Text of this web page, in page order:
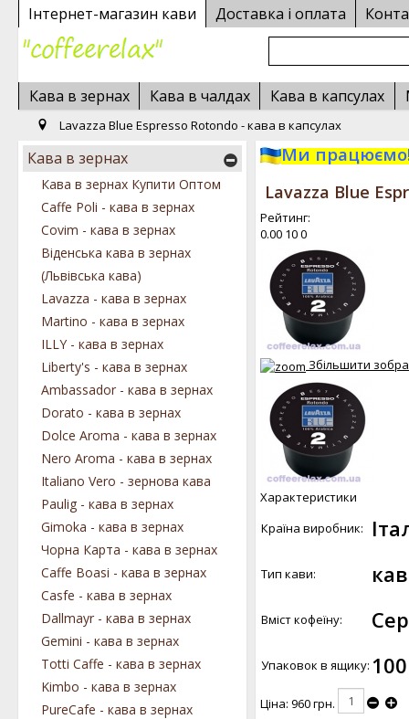
Інтернет-магазин кави Доставка і оплата
Кава в зернах Кава в чалдах Кава в капсулах
Lavazza Blue Espresso Rotondo - кава в капсулах
Ми працюємо!
Lavazza Blue
Рейтинг:
0.00 100
Збільшити
Характеристики
Країна виробник:
Тип кави:
Вміст кофеїну:
Упаковок в ящику:
Ціна: 960 грн.
Кава в зернах
Кава в зернах Купити Оптом
Caffe Poli - кава в зернах
Covim - кава в зернах
Віденська кава в зернах
(Львівська кава)
Lavazza - кава в зернах
Martino - кава в зернах
ILLY - кава в зернах
Liberty's - кава в зернах
Ambassador - кава в зернах
Dorato - кава в зернах
Dolce Aroma - кава в зернах
Nero Aroma - кава в зернах
Italiano Vero - зернова кава
Paulig - кава в зернах
Gimoka - кава в зернах
Чорна Карта - кава в зернах
Caffe Boasi - кава в зернах
Casfe - кава в зернах
Dallmayr - кава в зернах
Gemini - кава в зернах
Totti Caffe - кава в зернах
Kimbo - кава в зернах
PureCafe - кава в зернах